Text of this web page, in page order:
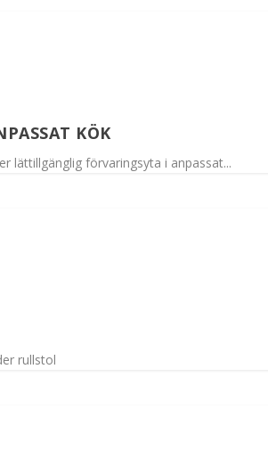
KÖK
lättillgänglig förvaringsyta i anpassat...
rullstol